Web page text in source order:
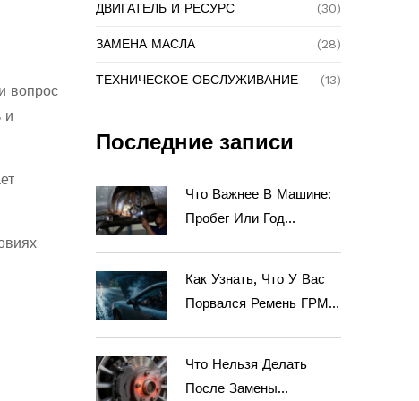
вопрос
и
ДВИГАТЕЛЬ И РЕСУРС (30)
ЗАМЕНА МАСЛА (28)
ТЕХНИЧЕСКОЕ ОБСЛУЖИВАНИЕ (13)
Последние записи
Что Важнее В Машине:
Пробег Или Год
Как Узнать, Что У Вас
Порвался Ремень ГРМ:
Что Нельзя Делать
После Замены